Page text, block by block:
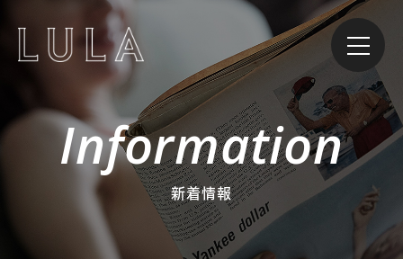
Information
新着情報